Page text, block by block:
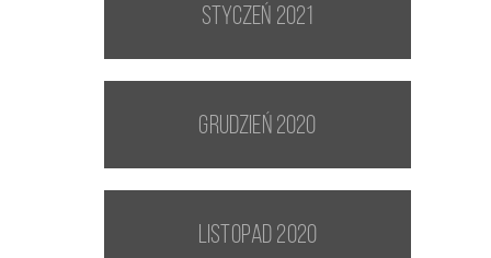
styczeń 2021
grudzień 2020
listopad 2020